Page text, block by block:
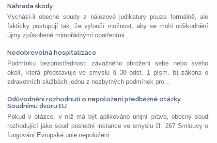
Náhrada škody
Vychází-li obecné soudy z nálezové judikatury pouze formálně, ale
fakticky postupují tak, že vyloučí možnost, aby se mohl odškodnění
újmy způsobené mimořádnými opatřeními...
Nedobrovolná hospitalizace
Podmínku bezprostřednosti závažného ohrožení sebe nebo svého
okolí, která představuje ve smyslu § 38 odst. 1 písm. b) zákona o
zdravotních službách jednu z nezbytných podmínek pro...
Odůvodnění rozhodnutí o nepoložení předběžné otázky
Soudnímu dvoru EU
Pokud v otázce, v níž má být aplikováno unijní právo, obecný soud
rozhodující jako soud poslední instance ve smyslu čl. 267 Smlouvy o
fungování Evropské unie nepoložení...